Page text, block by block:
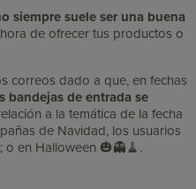
siempre suele ser una buena
de ofrecer tus productos o
correos dado a que, en fechas
bandejas de entrada se
a la temática de la fecha
de Navidad, los usuarios
o en Halloween 🎃👻🧹.